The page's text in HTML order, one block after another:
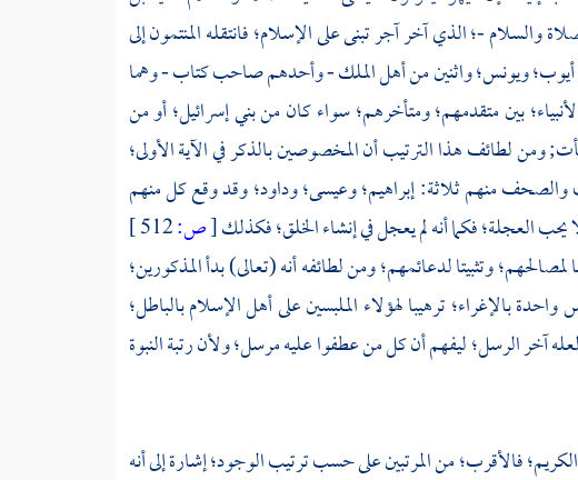
والسلام -؛ الذي آخر آجر تبنى على الإسلام؛ فانتقله المنتمون إلى
أيوب؛ويونس؛واثنين من أهل الملك - وأحدهم صاحب كتاب - وهما
بين متقدمهم؛ ومتأخرهم؛ سواء كان من بني إسرائيل؛ أو من
ومن لطائف هذا الترتيب أن المخصوصين بالذكر في الآية الأولى؛
والصحف منهم ثلاثة:إبراهيم؛وعيسى؛وداود؛وقد وقع كل منهم
العجلة؛ فكما أنه لم يعجل في إنشاء الخلق؛ فكذلك[ص:
وتثبيتا لدعائمهم؛ ومن لطائفه أنه (تعالى) بدأ المذكورين؛
بالإغراء؛ ترهيبا لهؤلاء الملبسين على أهل الإسلام بالباطل؛
آخر الرسل؛ ليفهم أن كل من عطفوا عليه مرسل؛ ولأن رتبة النبوة
فالأقرب؛ من المرتبين على حسب ترتيب الوجود؛ إشارة إلى أنه